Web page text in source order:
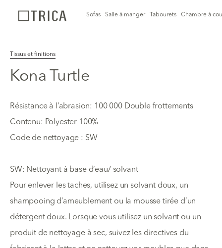
Sofas Salle à manger Tabourets Chambre à
Tissus et finitions
Kona Turtle
Résistance à l’abrasion: 100 000 Double frottements
Contenu: Polyester 100%
Code de nettoyage : SW
SW: Nettoyant à base d’eau/ solvant
Pour enlever les taches, utilisez un solvant doux, un
shampooing d’ameublement ou la mousse tirée d’un
détergent doux. Lorsque vous utilisez un solvant ou un
produit de nettoyage à sec, suivez les directives du